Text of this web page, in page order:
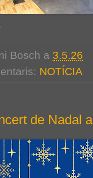
Bosch a 3.5.26
NOTÍCIA
de Nadal